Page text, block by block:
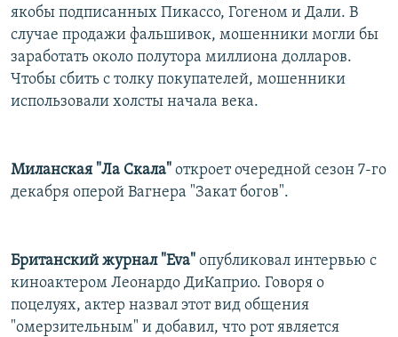
якобы подписанных Пикассо, Гогеном и Дали. В
случае продажи фальшивок, мошенники могли бы
заработать около полутора миллиона долларов.
Чтобы сбить с толку покупателей, мошенники
использовали холсты начала века.
Миланская "Ла Скала" откроет очередной сезон 7-го
декабря оперой Вагнера "Закат богов".
Британский журнал "Eva" опубликовал интервью с
киноактером Леонардо ДиКаприо. Говоря о
поцелуях, актер назвал этот вид общения
"омерзительным" и добавил, что рот является